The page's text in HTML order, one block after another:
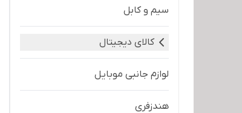
سیم و کابل
کالای دیجیتال
لوازم جانبی موبایل
هندزفری